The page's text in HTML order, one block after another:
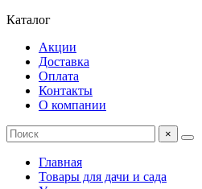
Каталог
Акции
Доставка
Оплата
Контакты
О компании
×
Главная
Товары для дачи и сада